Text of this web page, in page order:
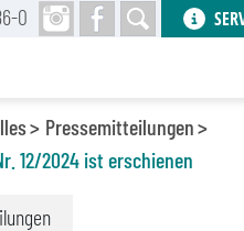
Pressemitteilungen
12/2024 ist erschienen
0